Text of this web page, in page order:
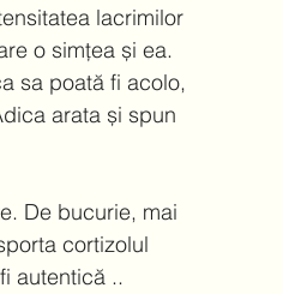
lacrimilor
o simțea și ea.
sa poată fi acolo,
arata și spun
De bucurie, mai
cortizolul
autentică ..